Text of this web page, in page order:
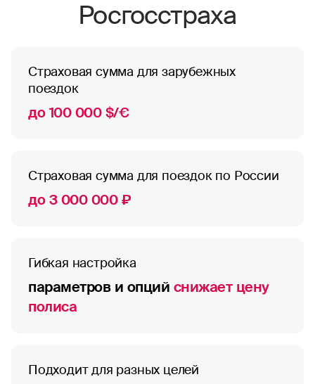
Росгосстраха
Страховая сумма для зарубежных
поездок
до 100 000 $/€
Страховая сумма для поездок по России
до 3 000 000 ₽
Гибкая настройка
параметров и опций снижает цену
полиса
Подходит для разных целей